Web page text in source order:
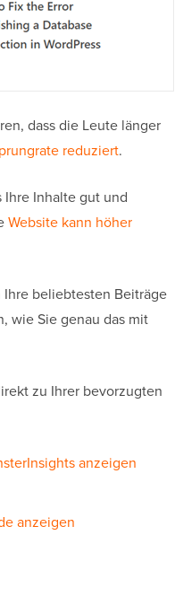
dass die Leute länger
reduziert.
Inhalte gut und
Website kann höher
beliebtesten Beiträge
wie Sie genau das mit
zu Ihrer bevorzugten
anzeigen
anzeigen